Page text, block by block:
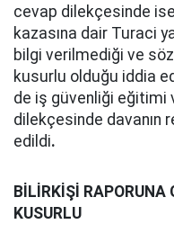
cevap dilekçesinde
kazasına dair Turaci
bilgi verilmediği ve
kusurlu olduğu iddia
de iş güvenliği eğitimi
dilekçesinde davanın
edildi.
BİLİRKİŞİ RAPORUNA
KUSURLU